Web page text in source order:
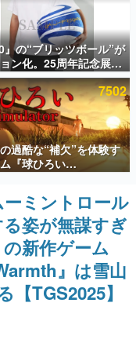
グ
ビュー数万以上！ などな
ァミ渾身の“殿堂入り”記
製作時のエピソードをお
）とは何か？を探ってい
赫本』は、〈試験問題〉
。
』の“ブリッツボール”が
ン化。25周年記念展
FANTASY X
幻光の記憶-」のグッ
一部公開
7502
過酷な“補欠”を体験す
『球ひろい
』が「1件」のウィッ
で話題に。『キング
ム』開発元やチェコの
選手から称賛の声
ミントロール
姿が無謀すぎ
新作ゲーム
』は雪山
【TGS2025】